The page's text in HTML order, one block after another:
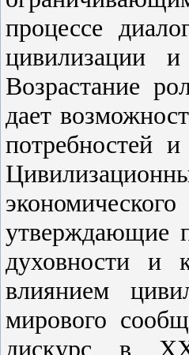
процессе
цивилизации
Возрастание
дает
потребностей
утверждающие
духовности и
влиянием
мирового
дискурс в